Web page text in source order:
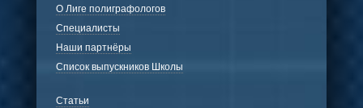
О Лиге полиграфологов
Специалисты
Наши партнёры
Список выпускников Школы
Статьи